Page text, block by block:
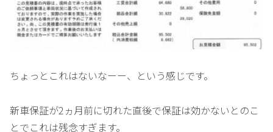
ちょっとこれはないなーー、という感じです。
新車保証が2ヵ月前に切れた直後で保証は効かないとのこ
とでこれは残念すぎます。